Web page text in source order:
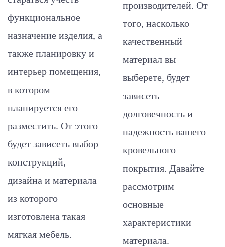
функциональное
назначение изделия, а
также планировку и
интерьер помещения,
в котором
планируется его
разместить. От этого
будет зависеть выбор
конструкций,
дизайна и материала
из которого
изготовлена такая
мягкая мебель.
производителей. От
того, насколько
качественный
материал вы
выберете, будет
зависеть
долговечность и
надежность вашего
кровельного
покрытия. Давайте
рассмотрим
основные
характеристики
материала.